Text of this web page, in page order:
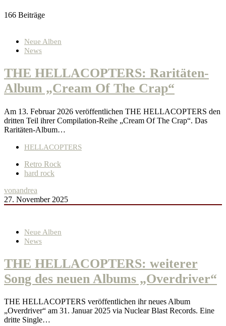
166 Beiträge
Neue Alben
News
THE HELLACOPTERS: Raritäten-
Album „Cream Of The Crap“
Am 13. Februar 2026 veröffentlichen THE HELLACOPTERS den
dritten Teil ihrer Compilation-Reihe „Cream Of The Crap“. Das
Raritäten-Album…
HELLACOPTERS
Retro Rock
hard rock
vonandrea
27. November 2025
Neue Alben
News
THE HELLACOPTERS: weiterer
Song des neuen Albums „Overdriver“
THE HELLACOPTERS veröffentlichen ihr neues Album
„Overdriver“ am 31. Januar 2025 via Nuclear Blast Records. Eine
dritte Single…